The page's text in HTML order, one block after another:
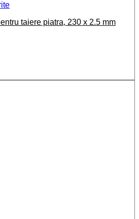
taiere piatra, 230 x 2.5 mm